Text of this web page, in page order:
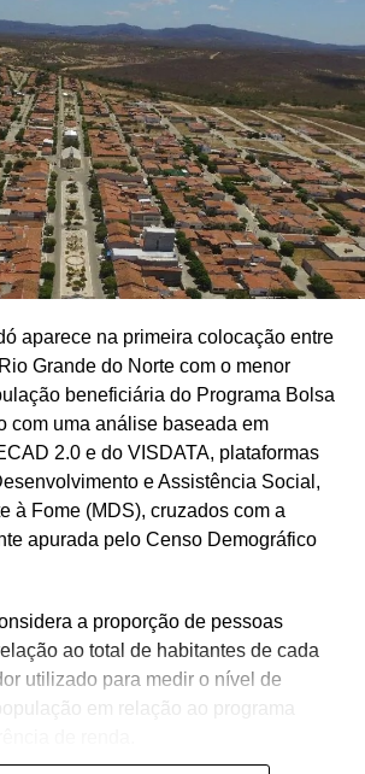
aparece na primeira colocação entre
Grande do Norte com o menor
beneficiária do Programa Bolsa
com uma análise baseada em
2.0 e do VISDATA, plataformas
e Assistência Social,
à Fome (MDS), cruzados com a
apurada pelo Censo Demográfico
a proporção de pessoas
ao total de habitantes de cada
utilizado para medir o nível de
em relação ao programa